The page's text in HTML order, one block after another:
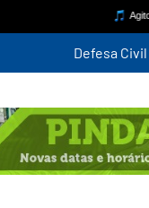
ventania de até 100